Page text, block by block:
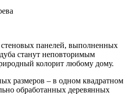
панелей, выполненных
станут неповторимым
колорит любому дому.
размеров – в одном квадратном
обработанных деревянных